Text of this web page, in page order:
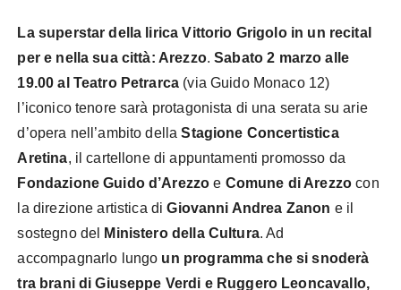
La superstar della lirica Vittorio Grigolo in un recital
per e nella sua città: Arezzo.Sabato 2 marzo alle
19.00 al Teatro Petrarca (via Guido Monaco 12)
l’iconico tenore sarà protagonista di una serata su arie
d’opera nell’ambito dellaStagione Concertistica
Aretina, il cartellone di appuntamenti promosso da
Fondazione Guido d’Arezzo e Comune di Arezzo con
la direzione artistica diGiovanni Andrea Zanon e il
sostegno del
Ministero della Cultura. Ad
accompagnarlo lungo un programma che si snoderà
tra brani di Giuseppe Verdi e Ruggero Leoncavallo,